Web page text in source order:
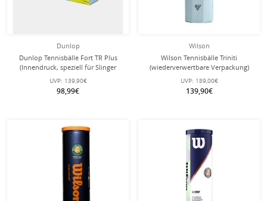
Dunlop
Dunlop Tennisbälle Fort TR Plus
(Innendruck, speziell für Slinger
Ballmaschine) gelb 18x4er Karton
UVP: 139,90€
98,99€
Wilson
Wilson Tennisbälle Triniti
(wiederverwertbare Verpackung)
Dose 18x4er im Karton
UVP: 189,00€
139,90€